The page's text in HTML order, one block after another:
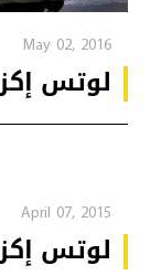
May 02, 2016
لوتس إكزيج
April 07, 2015
لوتس إكزيج